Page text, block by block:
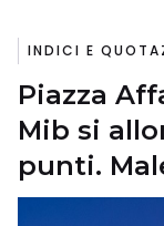
INDICI E
Piazza
Mib si
punti.